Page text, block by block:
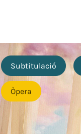
Subtitulació
Òpera